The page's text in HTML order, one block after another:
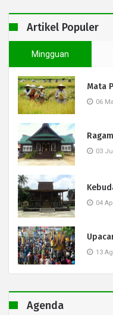
Artikel Populer
Mingguan
Mata
06
03
04
13
Agenda